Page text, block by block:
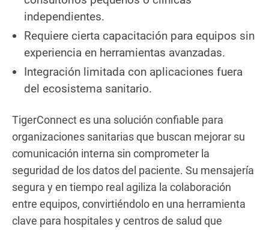
independientes.
Requiere cierta capacitación para equipos sin
experiencia en herramientas avanzadas.
Integración limitada con aplicaciones fuera
del ecosistema sanitario.
TigerConnect es una solución confiable para
organizaciones sanitarias que buscan mejorar su
comunicación interna sin comprometer la
seguridad de los datos del paciente. Su mensajería
segura y en tiempo real agiliza la colaboración
entre equipos, convirtiéndolo en una herramienta
clave para hospitales y centros de salud que